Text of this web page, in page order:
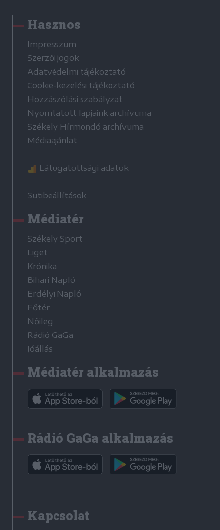
Hasznos
Impresszum
Szerzői jogok
Adatvédelmi tájékoztató
Cookie-kezelési tájékoztató
Hozzászólási szabályzat
Nyomtatott lapjaink archívuma
Székely Hírmondó archívuma
Médiaajánlat
Látogatottsági adatok
Sütibeállítások
Médiatér
Székely Sport
Liget
Krónika
Bihari Napló
Erdélyi Napló
Főtér
Nőileg
Rádió GaGa
Jóállás
Médiatér alkalmazás
Rádió GaGa alkalmazás
Kapcsolat